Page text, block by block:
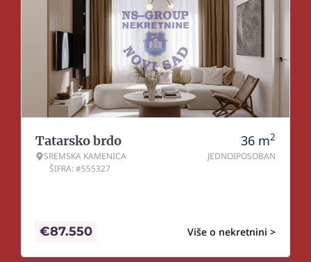
Tatarsko brdo
SREMSKA KAMENICA
ŠIFRA: #555327
36 m2
JEDNOIPOSOBAN
Više o nekretnini >
€87.550